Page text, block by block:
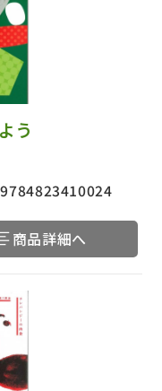
う
9784823410024
商品詳細へ